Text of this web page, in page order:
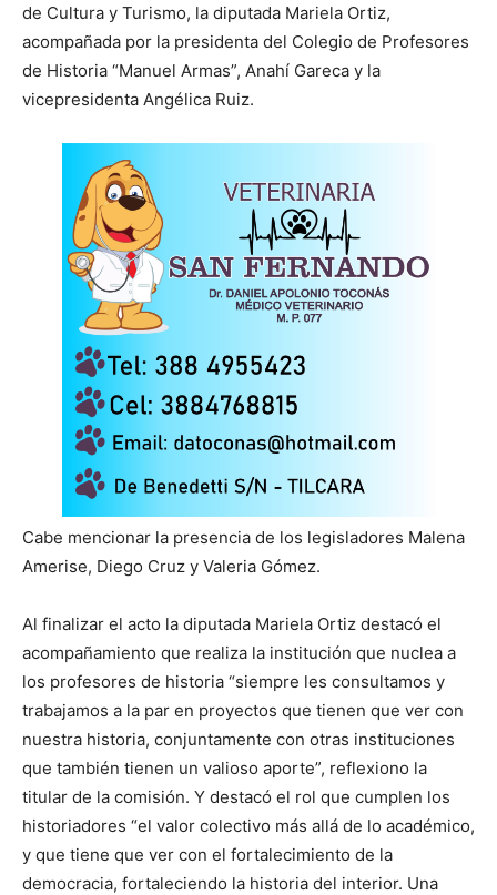
de Cultura y Turismo, la diputada Mariela Ortiz,
acompañada por la presidenta del Colegio de Profesores
de Historia “Manuel Armas”, Anahí Gareca y la
vicepresidenta Angélica Ruiz.
Cabe mencionar la presencia de los legisladores Malena
Amerise, Diego Cruz y Valeria Gómez.
Al finalizar el acto la diputada Mariela Ortiz destacó el
acompañamiento que realiza la institución que nuclea a
los profesores de historia “siempre les consultamos y
trabajamos a la par en proyectos que tienen que ver con
nuestra historia, conjuntamente con otras instituciones
que también tienen un valioso aporte”, reflexiono la
titular de la comisión. Y destacó el rol que cumplen los
historiadores “el valor colectivo más allá de lo académico,
y que tiene que ver con el fortalecimiento de la
democracia, fortaleciendo la historia del interior. Una